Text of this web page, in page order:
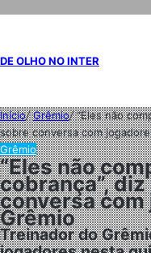
DE OLHO NO INTER
Início/Grêmio/“Eles não
sobre conversa com
Grêmio
“Eles não
cobrança”,
conversa
Grêmio
Treinador do